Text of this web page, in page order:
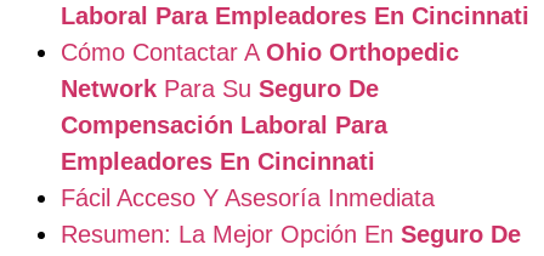
Laboral Para Empleadores En Cincinnati
Cómo Contactar A Ohio Orthopedic
Network Para Su Seguro De
Compensación Laboral Para
Empleadores En Cincinnati
Fácil Acceso Y Asesoría Inmediata
Resumen: La Mejor Opción En Seguro De